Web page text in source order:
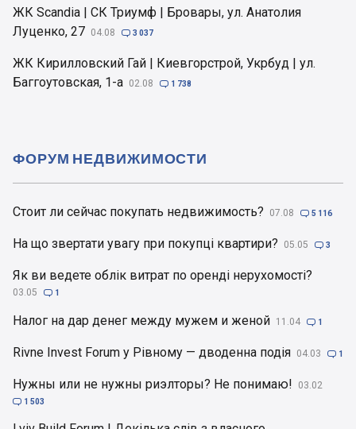
ЖК Scandia | СК Триумф | Бровары, ул. Анатолия
Луценко, 27 04.08  3 037
ЖК Кирилловский Гай | Киевгорстрой, Укрбуд | ул.
Баггоутовская, 1-а 02.08  1 738
Стоит ли сейчас покупать недвижимость? 07.08  5 116
На що звертати увагу при покупці квартири? 05.05  3
Як ви ведете облік витрат по оренді нерухомості?
03.05  1
Налог на дар денег между мужем и женой 11.04  1
Rivne Invest Forum у Рівному — дводенна подія 04.03  1
Нужны или не нужны риэлторы? Не понимаю! 03.02
 1 503
ФОРУМ НЕДВИЖИМОСТИ